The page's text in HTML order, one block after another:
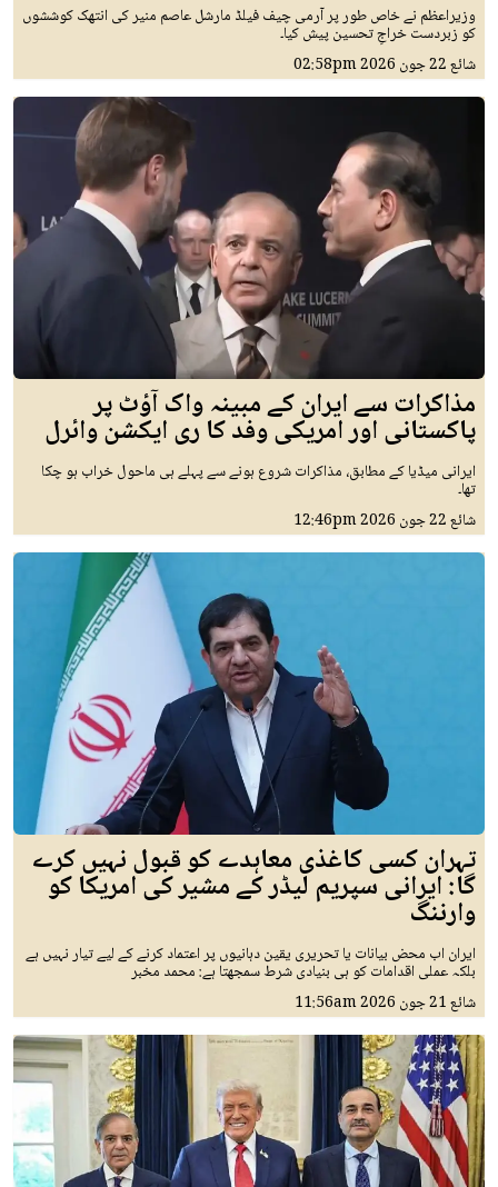
وزیراعظم نے خاص طور پر آرمی چیف فیلڈ مارشل عاصم منیر کی انتھک کوششوں
کو زبردست خراجِ تحسین پیش کیا۔
شائع22 جون 2026 02:58pm
مذاکرات سے ایران کے مبینہ واک آؤٹ پر
پاکستانی اور امریکی وفد کا ری ایکشن وائرل
ایرانی میڈیا کے مطابق، مذاکرات شروع ہونے سے پہلے ہی ماحول خراب ہو چکا
تھا۔
شائع22 جون 2026 12:46pm
تہران کسی کاغذی معاہدے کو قبول نہیں کرے
گا: ایرانی سپریم لیڈر کے مشیر کی امریکا کو
وارننگ
ایران اب محض بیانات یا تحریری یقین دہانیوں پر اعتماد کرنے کے لیے تیار نہیں ہے
بلکہ عملی اقدامات کو ہی بنیادی شرط سمجھتا ہے: محمد مخبر
شائع21 جون 2026 11:56am